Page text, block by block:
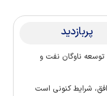
پربازدید
برای توسعه ناوگان نفت و
شرایط کنونی است